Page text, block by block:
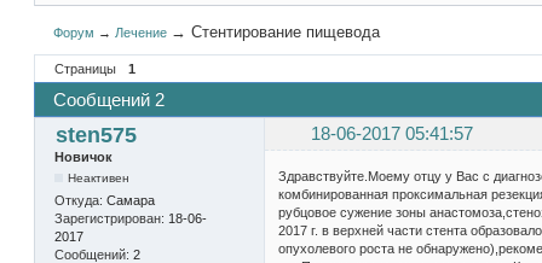
Форум → Лечение →Стентирование пищевода
Страницы 1
Сообщений 2
sten575 18-06-2017 05:41:57
Новичок
Неактивен
Откуда: Самара
Зарегистрирован: 18-06-
2017
Сообщений: 2
Здравствуйте.Моему отцу у Вас с
комбинированная проксимальная
рубцовое сужение зоны
2017 г. в верхней части стента
опухолевого роста не